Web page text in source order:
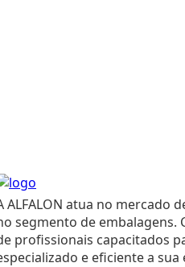
ALFALON atua no mercado
segmento de embalagens.
profissionais capacitados
e eficiente a sua